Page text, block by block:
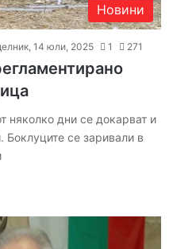
Новини
14 юли, 2025 1 271
няколко дни се докарват и
Боклуците се заривали в